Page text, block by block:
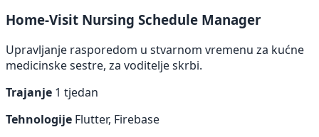
Home-Visit Nursing Schedule Manager
Upravljanje rasporedom u stvarnom vremenu za kućne
medicinske sestre, za voditelje skrbi.
Trajanje 1 tjedan
Tehnologije Flutter, Firebase